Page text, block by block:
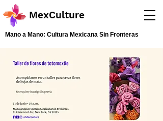
MexCulture
Mano a Mano: Cultura Mexicana Sin Fronteras